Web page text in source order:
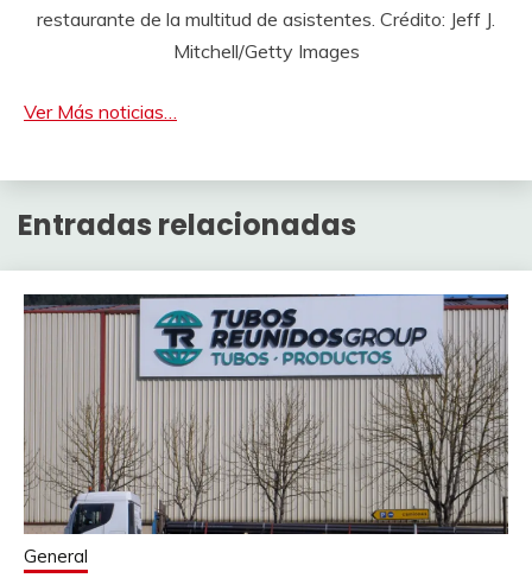
restaurante de la multitud de asistentes. Crédito: Jeff J.
Mitchell/Getty Images
Ver Más noticias…
Entradas relacionadas
General